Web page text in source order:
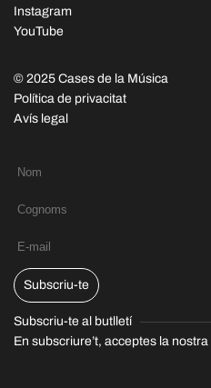
Instagram
YouTube
© 2025 Cases de la Música
Política de privacitat
Avís legal
Subscriu-te
Subscriu-te al butlletí
En subscriure’t, acceptes la nostra